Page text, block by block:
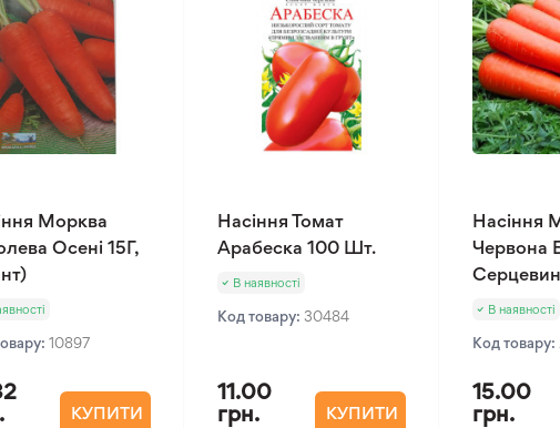
Морква
Осені 15Г,
10897
КУПИТИ
Насіння Томат
Арабеска 100 Шт.
В наявності
Код товару: 30484
11.00
грн.
КУПИТИ
Насіння
Червона
В наявності
Код товару:
15.00
грн.